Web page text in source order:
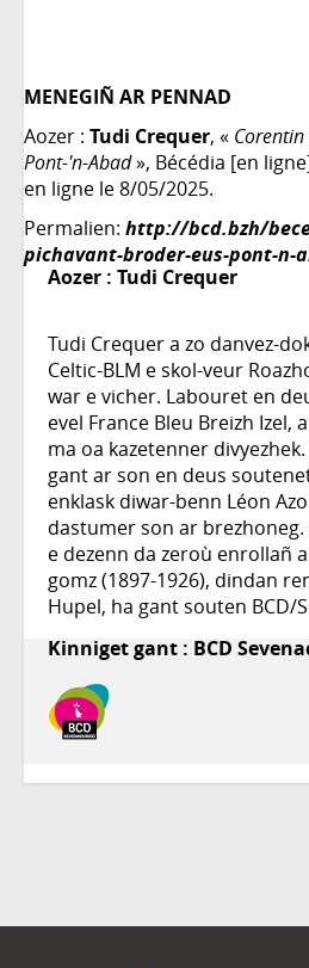
MENEGIÑ AR PENNAD
Aozer : Tudi Crequer, «
Pont-'n-Abad», Bécédia [en
en ligne le 8/05/2025.
Permalien: http://bcd.bzh/
pichavant-broder-eus-pont-n-
Aozer : Tudi Crequer
Tudi Crequer a zo danvez-
Celtic-BLM e skol-veur
war e vicher. Labouret en
evel France Bleu Breizh Izel,
ma oa kazetenner
gant ar son en deus
enklask diwar-benn Léon
dastumer son ar
e dezenn da zeroù enrollañ
gomz (1897-1926), dindan
Hupel, ha gant souten BCD/
Kinniget gant : BCD